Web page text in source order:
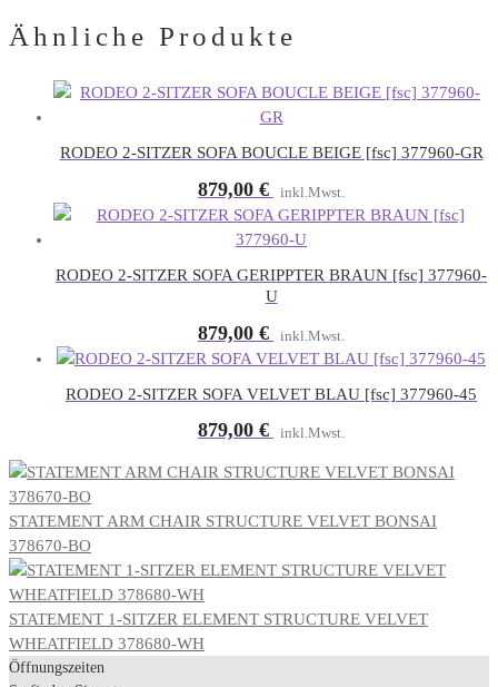
Ähnliche Produkte
RODEO 2-SITZER SOFA BOUCLE BEIGE [fsc] 377960-GR
879,00 € inkl.Mwst.
RODEO 2-SITZER SOFA GERIPPTER BRAUN [fsc] 377960-
U
879,00 € inkl.Mwst.
RODEO 2-SITZER SOFA VELVET BLAU [fsc] 377960-45
879,00 € inkl.Mwst.
STATEMENT ARM CHAIR STRUCTURE VELVET BONSAI
378670-BO
STATEMENT 1-SITZER ELEMENT STRUCTURE VELVET
WHEATFIELD 378680-WH
Öffnungszeiten